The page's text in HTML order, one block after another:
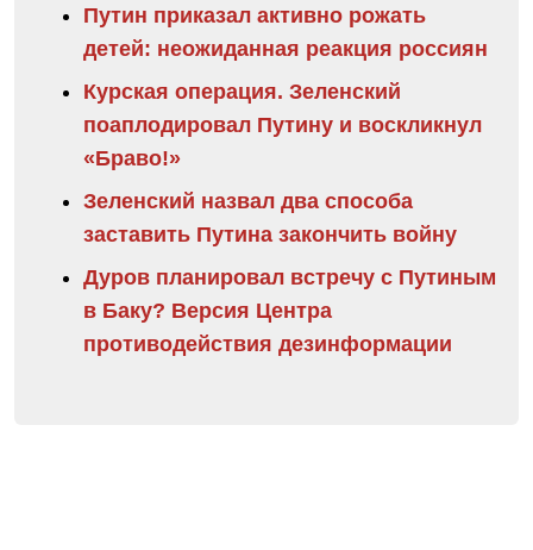
Путин приказал активно рожать
детей: неожиданная реакция россиян
Курская операция. Зеленский
поаплодировал Путину и воскликнул
«Браво!»
Зеленский назвал два способа
заставить Путина закончить войну
Дуров планировал встречу с Путиным
в Баку? Версия Центра
противодействия дезинформации